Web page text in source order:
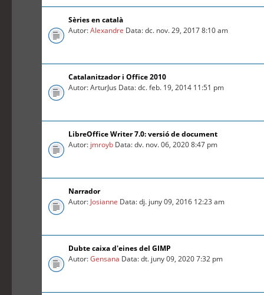
Sèries en català
Autor:Alexandre Data: dc. nov. 29, 2017 8:10 am
Catalanitzador i Office 2010
Autor: ArturJus Data: dc. feb. 19, 2014 11:51 pm
LibreOffice Writer 7.0: versió de document
Autor: jmroyb Data: dv. nov. 06, 2020 8:47 pm
Narrador
Autor: Josianne Data: dj. juny 09, 2016 12:23 am
Dubte caixa d'eines del GIMP
Autor:Gensana Data: dt. juny 09, 2020 7:32 pm